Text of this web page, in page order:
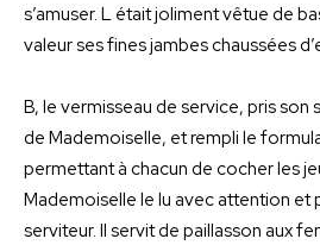
s’amuser. L était joliment vêtue de
valeur ses fines jambes chaussées
B, le vermisseau de service, pris son
de Mademoiselle, et rempli le
permettant à chacun de cocher les
Mademoiselle le lu avec attention et
serviteur. Il servit de paillasson aux